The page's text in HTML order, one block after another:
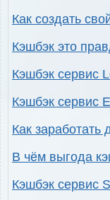
Как создать
Кэшбэк это
Кэшбэк сервис
Кэшбэк сервис
Как заработать
В чём выгода
Кэшбэк сервис